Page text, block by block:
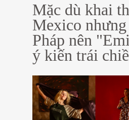
Mặc dù khai
Mexico
Pháp nên
ý kiến trái